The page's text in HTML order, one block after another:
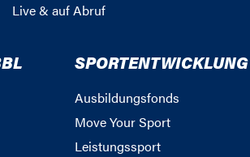
Live & auf Abruf
SPORTENTWICKLUNG
Ausbildungsfonds
Move Your Sport
Leistungssport